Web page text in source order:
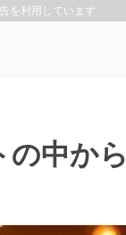
を利用しています
の中か